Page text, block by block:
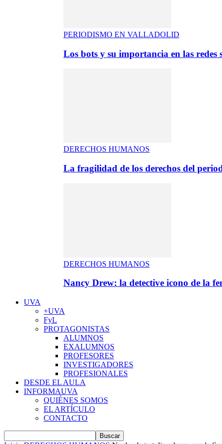
PERIODISMO EN VALLADOLID
Los bots y su importancia en las redes
DERECHOS HUMANOS
La fragilidad de los derechos del
DERECHOS HUMANOS
Nancy Drew: la detective icono de la
UVA
+UVA
FyL
PROTAGONISTAS
ALUMNOS
EXALUMNOS
PROFESORES
INVESTIGADORES
PROFESIONALES
DESDE EL AULA
INFORMAUVA
QUIÉNES SOMOS
EL ARTÍCULO
CONTACTO